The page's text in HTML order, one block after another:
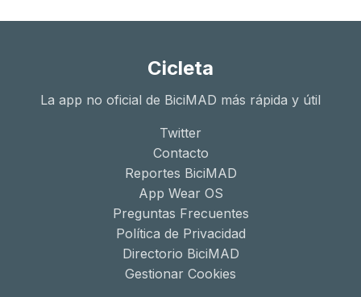
Cicleta
La app no oficial de BiciMAD más rápida y útil
Twitter
Contacto
Reportes BiciMAD
App Wear OS
Preguntas Frecuentes
Política de Privacidad
Directorio BiciMAD
Gestionar Cookies